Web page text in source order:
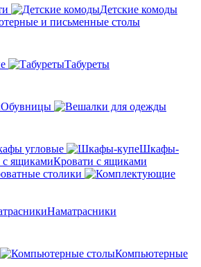
Детские комоды
и письменные столы
Табуреты
Обувницы
угловые
Шкафы-
Кровати с ящиками
столики
Наматрасники
Компьютерные